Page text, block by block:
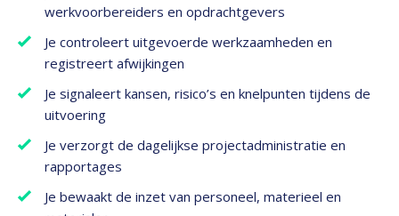
werkvoorbereiders en opdrachtgevers
Je controleert uitgevoerde werkzaamheden en
registreert afwijkingen
Je signaleert kansen, risico’s en knelpunten tijdens de
uitvoering
Je verzorgt de dagelijkse projectadministratie en
rapportages
Je bewaakt de inzet van personeel, materieel en